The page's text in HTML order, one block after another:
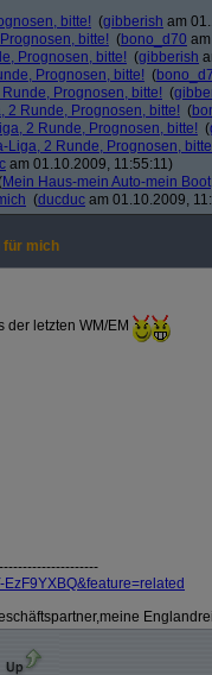
bitte! (gibberish am
bitte! (bono_d70
Prognosen, bitte! (gibberish
Prognosen, bitte! (
Prognosen, bitte! (
2 Runde, Prognosen, bitte! (
2 Runde, Prognosen, bitte! (
Liga, 2 Runde, Prognosen,
am 01.10.2009, 11:55:11)
Mein Haus-mein Auto-mein Boot
(ducduc am 01.10.2009,
für mich
letzten WM/EM
EzF9YXBQ&feature=related